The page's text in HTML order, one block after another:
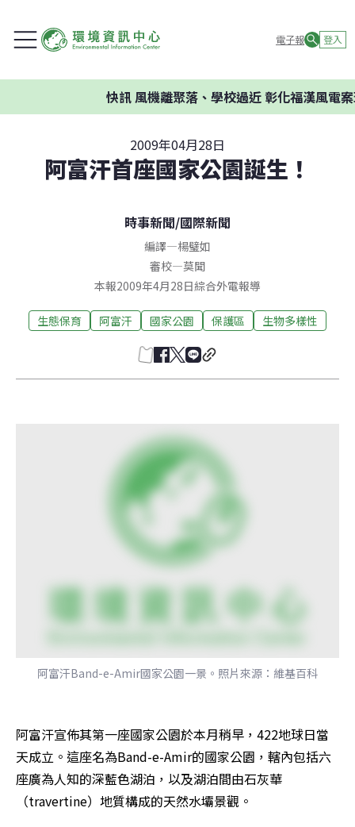
電子報 登入
快訊風機離聚落、學校過近 彰化福漢風電案
2009年04月28日
阿富汗首座國家公園誕生！
時事新聞/國際新聞
編譯—楊璧如
審校—莫聞
本報2009年4月28日綜合外電報導
生態保育 阿富汗 國家公園 保護區 生物多樣性
阿富汗Band-e-Amir國家公園一景。照片來源：維基百科
阿富汗宣佈其第一座國家公園於本月稍早，422地球日當
天成立。這座名為Band-e-Amir的國家公園，轄內包括六
座廣為人知的深藍色湖泊，以及湖泊間由石灰華
（travertine）地質構成的天然水壩景觀。